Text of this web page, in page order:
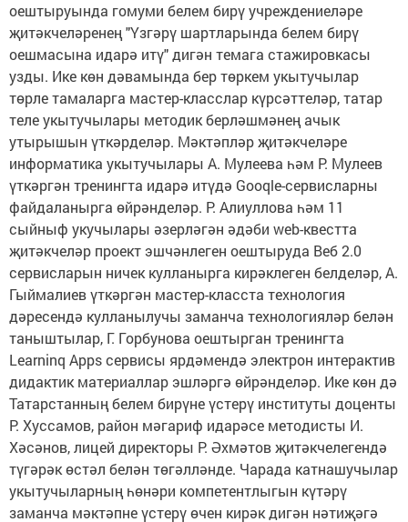
оештыруында гомуми белем бирү учреждениеләре
җитәкчеләренең "Үзгәрү шартларында белем бирү
оешмасына идарә итү" дигән темага стажировкасы
узды. Ике көн дәвамында бер төркем укытучылар
төрле тамаларга мастер-класслар күрсәттеләр, татар
теле укытучылары методик берләшмәнең ачык
утырышын үткәрделәр. Мәктәпләр җитәкчеләре
информатика укытучылары А. Мулеева һәм Р. Мулеев
үткәргән тренингта идарә итүдә Gooqle-сервисларны
файдаланырга өйрәнделәр. Р. Алиуллова һәм 11
сыйныф укучылары әзерләгән әдәби web-квестта
җитәкчеләр проект эшчәнлеген оештыруда Веб 2.0
сервисларын ничек кулланырга кирәклеген белделәр, А.
Гыймалиев үткәргән мастер-класста технология
дәресендә кулланылучы заманча технологияләр белән
таныштылар, Г. Горбунова оештырган тренингта
Learninq Apps сервисы ярдәмендә электрон интерактив
дидактик материаллар эшләргә өйрәнделәр. Ике көн дә
Татарстанның белем бирүне үстерү институты доценты
Р. Хуссамов, район мәгариф идарәсе методисты И.
Хәсәнов, лицей директоры Р. Әхмәтов җитәкчелегендә
түгәрәк өстәл белән төгәлләнде. Чарада катнашучылар
укытучыларның һөнәри компетентлыгын күтәрү
заманча мәктәпне үстерү өчен кирәк дигән нәтиҗәгә